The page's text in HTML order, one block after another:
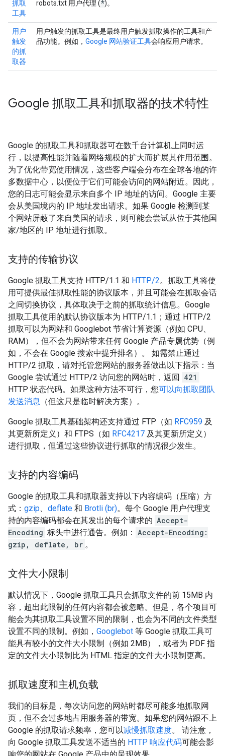
抓取
工具
robots.txt 用户代理 (*)。
用户
触发
的抓
取器
用户触发的抓取工具是最终用户触发抓取操作的工具和产
品功能。例如， Google 网站验证工具会响应用户请求。
Google 抓取工具和抓取器的技术特性
Google 的抓取工具和抓取器可在数千台计算机上同时运
行，以提高性能并随着网络规模的扩大而扩展其作用范围。
为了优化带宽使用情况，这些客户端会分布在全球各地的许
多数据中心，以便位于它们可能会访问的网站附近。因此，
您的日志可能会显示来自多个 IP 地址的访问。Google 主要
会从美国境内的 IP 地址发出请求。如果 Google 检测到某
个网站屏蔽了来自美国的请求，则可能会尝试从位于其他国
家/地区的 IP 地址进行抓取。
支持的传输协议
Google 抓取工具支持 HTTP/1.1 和 HTTP/2。抓取工具将使
用可提供最佳抓取性能的协议版本，并且可能会在抓取会话
之间切换协议，具体取决于之前的抓取统计信息。Google
抓取工具使用的默认协议版本为 HTTP/1.1；通过 HTTP/2
抓取可以为网站和 Googlebot 节省计算资源（例如 CPU、
RAM），但不会为网站带来任何 Google 产品专属优势（例
如，不会在 Google 搜索中提升排名）。 如需禁止通过
HTTP/2 抓取，请对托管您网站的服务器做出以下指示：当
Google 尝试通过 HTTP/2 访问您的网站时，返回 421
HTTP 状态代码。如果这种方法不可行，您可以向抓取团队
发送消息 （但这只是临时解决方案）。
Google 抓取工具基础架构还支持通过 FTP（如 RFC959 及
其更新所定义）和 FTPS（如 RFC4217 及其更新所定义）
进行抓取，但通过这些协议进行抓取的情况很少发生。
支持的内容编码
Google 的抓取工具和抓取器支持以下内容编码（压缩）方
式： gzip、 deflate 和 Brotli (br)。每个 Google 用户代理支
持的内容编码都会在其发出的每个请求的 Accept-
Encoding 标头中进行通告。例如： Accept-Encoding:
gzip, deflate, br 。
文件大小限制
默认情况下，Google 抓取工具只会抓取文件的前 15MB 内
容，超出此限制的任何内容都会被忽略。但是，各个项目可
能会为其抓取工具设置不同的限制，也会为不同的文件类型
设置不同的限制。例如， Googlebot 等 Google 抓取工具可
能具有较小的文件大小限制（例如 2MB），或者为 PDF 指
定的文件大小限制比为 HTML 指定的文件大小限制更高。
抓取速度和主机负载
我们的目标是，每次访问您的网站时都尽可能多地抓取网
页，但不会过多地占用服务器的带宽。如果您的网站跟不上
Google 的抓取请求频率，您可以减慢抓取速度。 请注意，
向 Google 抓取工具发送不适当的 HTTP 响应代码可能会影